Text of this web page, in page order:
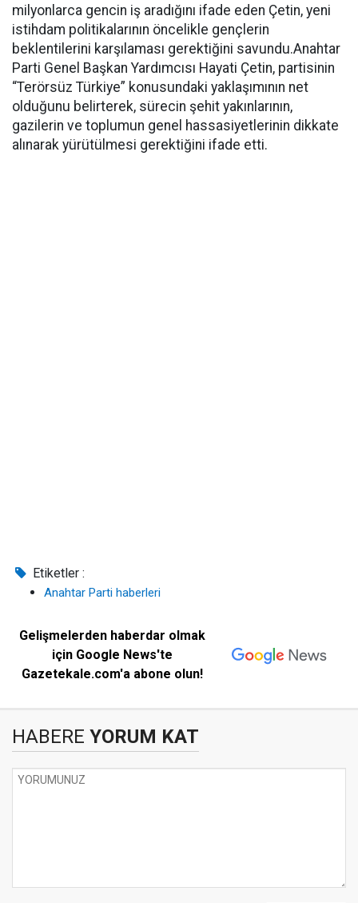
milyonlarca gencin iş aradığını ifade eden Çetin, yeni
istihdam politikalarının öncelikle gençlerin
beklentilerini karşılaması gerektiğini savundu.Anahtar
Parti Genel Başkan Yardımcısı Hayati Çetin, partisinin
“Terörsüz Türkiye” konusundaki yaklaşımının net
olduğunu belirterek, sürecin şehit yakınlarının,
gazilerin ve toplumun genel hassasiyetlerinin dikkate
alınarak yürütülmesi gerektiğini ifade etti.
Etiketler :
Anahtar Parti haberleri
Gelişmelerden haberdar olmak
için Google News'te
Gazetekale.com'a abone olun!
HABERE YORUM KAT